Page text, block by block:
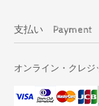
支払い Payment
オンライン・クレジ